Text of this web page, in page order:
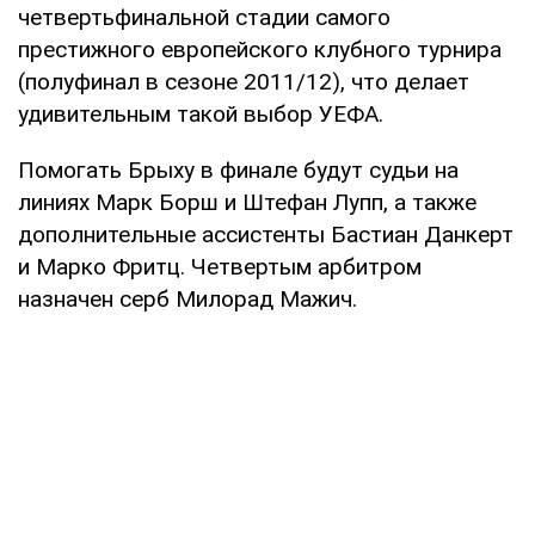
четвертьфинальной стадии самого
престижного европейского клубного турнира
(полуфинал в сезоне 2011/12), что делает
удивительным такой выбор УЕФА.
Помогать Брыху в финале будут судьи на
линиях Марк Борш и Штефан Лупп, а также
дополнительные ассистенты Бастиан Данкерт
и Марко Фритц. Четвертым арбитром
назначен серб Милорад Мажич.